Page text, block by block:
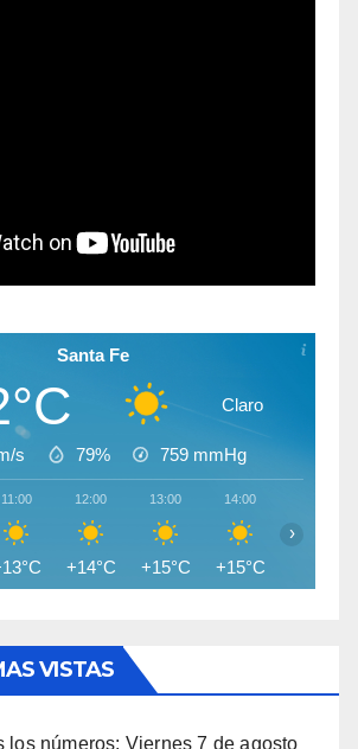
Santa Fe
Claro
s 79% 759 mmHg
11:00 12:00
+14°C
13:00
+15°C
14:00
+15°C
›
VISTAS
los números: Viernes 7 de agosto